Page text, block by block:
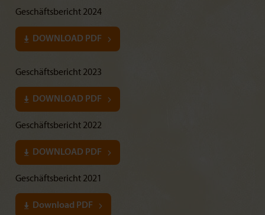
Geschäftsbericht 2024
DOWNLOAD PDF
Geschäftsbericht 2023
DOWNLOAD PDF
Geschäftsbericht 2022
DOWNLOAD PDF
Geschäftsbericht 2021
Download PDF